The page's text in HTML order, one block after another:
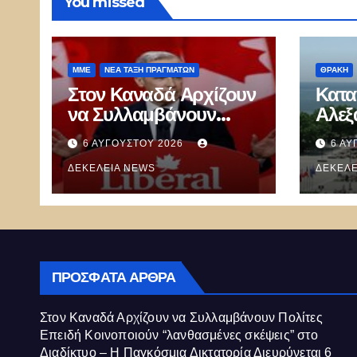
ΜΜΕ ΝΈΑ ΤΆΞΗ ΠΡΑΓΜΆΤΩΝ
Στον Καναδά Αρχίζουν
να Συλλαμβάνουν
Πολίτες Επειδή
Κοινοποιούν
“λανθασμένες σκέψεις”
στο Διαδίκτυο – Η
Διευρύνεται
6 ΑΥΓΟΎΣΤΟΥ 2026
ΔΕΚΈΛΕΙΑ NEWS
ΘΡΆΚΗ
6
ΠΡΌΣΦΑΤΑ ΆΡΘΡΑ
Στον Καναδά Αρχίζουν να Συλλαμβάνουν Πολίτες
Επειδή Κοινοποιούν “λανθασμένες σκέψεις” στο
Διαδίκτυο – Η Παγκόσμια Δικτατορία Διευρύνεται 6